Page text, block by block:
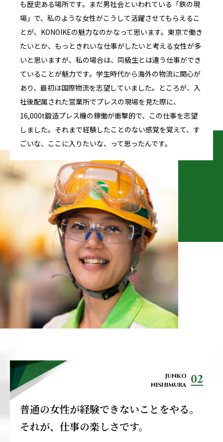
も歴史ある場所です。まだ男社会といわれている「鉄の現
場」で、私のような女性がこうして活躍させてもらえるこ
とが、KONOIKEの魅力なのかなって思います。東京で働き
たいとか、もっときれいな仕事がしたいと考える女性が多
いと思いますが、私の場合は、同級生とは違う仕事ができ
ていることが魅力です。学生時代から海外の物流に関心が
あり、最初は国際物流を志望していました。ところが、入
社後配属された営業所でプレスの現場を見た際に、
16,000t鍛造プレス機の稼働が衝撃的で、この仕事を志望
しました。それまで経験したことのない感覚を覚えて、す
ごいな、ここに入りたいな、って思ったんです。
JUNKO
NISHIMURA 02
普通の女性が経験できないことをやる。
それが、仕事の楽しさです。